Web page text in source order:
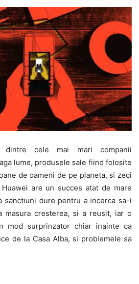
cele mai mari companii
lume, produsele sale fiind folosite
de oameni de pe planeta, si zeci
are un succes atat de mare
sanctiuni dure pentru a incerca sa-i
masura cresterea, si a reusit, iar o
mod surprinzator chiar inainte ca
de la Casa Alba, si problemele sa